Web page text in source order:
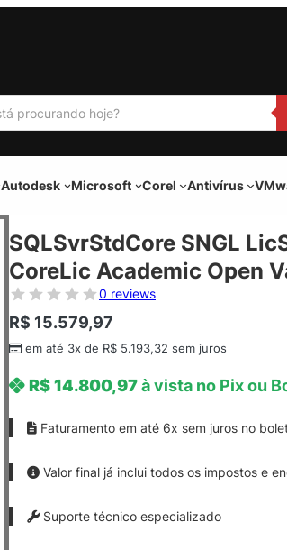
Autodesk Microsoft Corel Antivírus
SQLSvrStdCore SNGL
CoreLic Academic Open
0 reviews
R$ 15.579,97
em até 3x de R$ 5.193,32 sem juros
R$14.800,97à vista no Pix ou
Faturamento em até 6x sem juros no
Valor final já inclui todos os impostos e
Suporte técnico especializado